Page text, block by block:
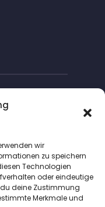
wir
zu speichern
Technologien
oder eindeutige
du deine Zustimmung
Merkmale und